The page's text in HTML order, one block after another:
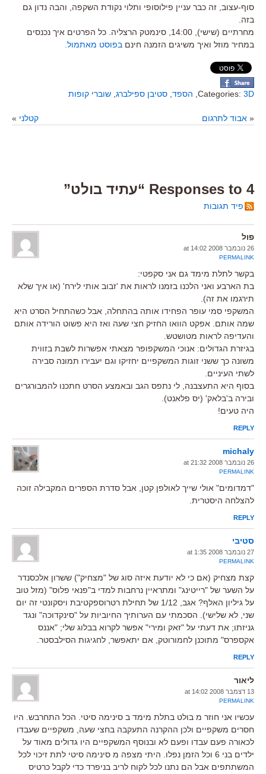
סוף-עצוב, זה כבר עניין פילוסופי ותלוי נקודת השקפה, והבה נדון גם
בזה.
מחרתיים (שישי), 14:00, סינמטק הרצליה. כל הפרטים איך נכנסים
במחיר מוזל ואיך משיגים הזמנה חינם בפוסט מאתמול.
Categories: 3D הספד סטיבן ספילברג שוברי קופות
« אבוד לתרגום קטלני »
4 Responses to “עתיד בולט”
פיד תגובות
פול
26 נובמבר 2008 at 14:02
PERMALINK
בקשר לתלת מימד גם אני סקפטי:
בת הארבע ואני הלכנו בזמנו לראות את 'זבוב אותי לירח' (או איך שלא
תירגמו את זה).
המשקפי סמי עופר הפחידו אותה בהתחלה, אבל כשהתחיל הסרט היא
שמה אותם. אפקט הוואו החזיק חצי שעה ואז היא פשוט הורידה אותם
והעדיפה לראות מטושטש.
בגיזרת הגדולים: אנוכי המשקפופר מצאתי אפשרות לשבת בזווית
משונה כך ששני זוגות המשקפיים יחזיקו וגם יעבירו תמונה סבירה
לשתי העיניים.
בסוף היא התעצבנה, לי נתפס הגב ובאמצע הסרט חתכנו להמבורגרים
ובירה ב'בלאק' (יס פלאנט).
היה טעים!
REPLY
michaly
26 נובמבר 2008 at 21:32
PERMALINK
"דמדומים" אולי שייך לאולפן קטן, אבל סדרת הספרים המקבילה זוכה
להצלחה היסטרית.
REPLY
סטיבי
27 נובמבר 2008 at 1:35
PERMALINK
קצת מצחיק (אם כי לא יודעת איזה סוג של "מצחיק") ששרון אלכסנדר
על השער של "רייטינג" ומתראיין נרחבות למדי ב"פנאי פלוס" (מזל טוב
על גיליון האלף? אגב, 1/12 של תחילת רטרוספקטיבת ויסקונטי זה יום
שני, לא שלישי). הסכמתי עם הערותיך החיוביות על "סינקדוכה" ונגד
גניזתו; את דעתי על "זאק ומירי" אפשר לקרוא בבלוג שלי; "אננס
אקספרס" מתוכנן לחמורוטק, אם יתאפשר, לחגיגות הסילבסטר.
REPLY
ליאור
13 דצמבר 2008 at 14:02
PERMALINK
עכשיו אני חוזר מ בולט בתלת מימד ב סינימה סיטי. הכל התחרבש. היו
חסרים משקפיים ולכן ההקרנה התעקבה בחצי שעה, משקפיים שעבדו
לכאורה פעם עבדו ופעם לא ובנוסף המשקפיים היו גדולים מאוד על
ילדים בני 6 וכל הזמן נפלו. היתי מצפה מ סינימה סיטי לתת זיכוי לכל
המשתתפים אבל הם נתנו לכל לקוח לריב בניפרד כדי לקבל כרטיס